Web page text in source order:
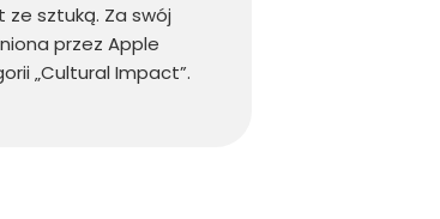
sztuką. Za swój
przez Apple
„Cultural Impact”.